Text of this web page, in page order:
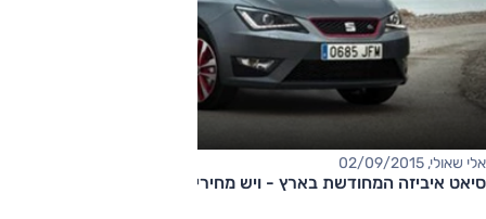
אלי שאולי, 02/09/2015
סיאט איביזה המחודשת בארץ - ויש מחירים